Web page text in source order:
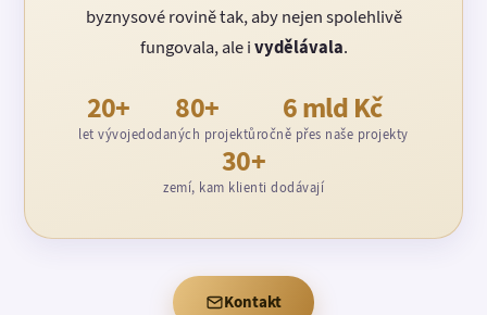
byznysové rovině tak, aby nejen spolehlivě
fungovala, ale ivydělávala.
20+
let vývoje
80+
dodaných projektů
6 mld Kč
ročně přes naše projekty
30+
zemí, kam klienti dodávají
Kontakt